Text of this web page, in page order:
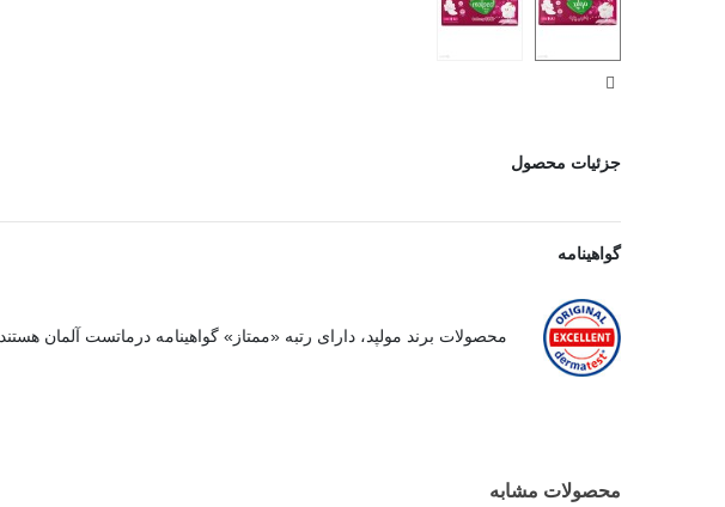
جزئیات محصول
گواهینامه
محصولات برند مولپد، دارای رتبه «ممتاز» گواهینامه درماتست آلمان هستند.
محصولات مشابه